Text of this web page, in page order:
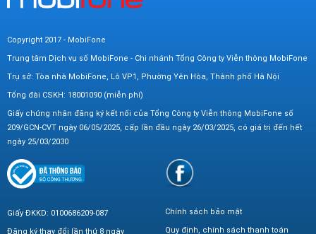
Copyright 2017 - MobiFone
Trung tâm Dịch vụ số MobiFone - Chi nhánh Tổng Công ty Viễn thông MobiFone
Trụ sở: Tòa nhà MobiFone, Lô VP1, Phường Yên Hòa, Thành phố Hà Nội
Tổng đài CSKH: 18001090 (miễn phí)
Giấy chứng nhận đăng ký kết nối của Tổng Công ty Viễn thông MobiFone số
209/GCN-CVT ngày 06/05/2025, cấp lần đầu ngày 26/03/2025, có giá trị đến hết
ngày 25/03/2030
Giấy ĐKKD: 0100686209-087
Đăng ký thay đổi lần thứ 8 ngày
Chính sách bảo mật
Quy định, chính sách thanh toán